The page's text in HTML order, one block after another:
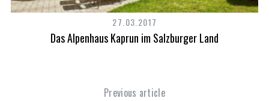
27.03.2017
Das Alpenhaus Kaprun im Salzburger Land
Previous article